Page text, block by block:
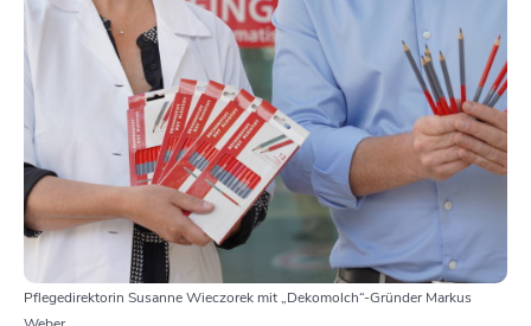
Pflegedirektorin Susanne Wieczorek mit „Dekomolch“-Gründer Markus